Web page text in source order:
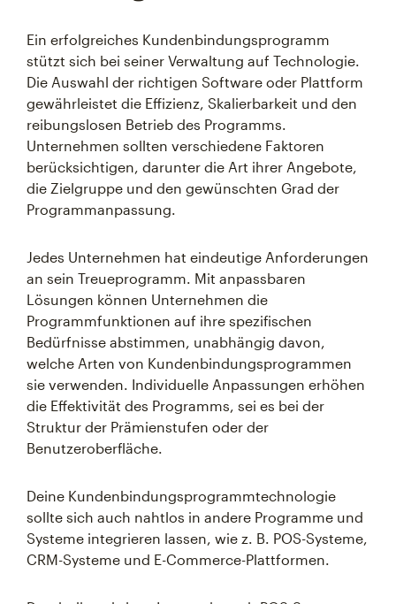
Ein erfolgreiches Kundenbindungsprogramm
stützt sich bei seiner Verwaltung auf Technologie.
Die Auswahl der richtigen Software oder Plattform
gewährleistet die Effizienz, Skalierbarkeit und den
reibungslosen Betrieb des Programms.
Unternehmen sollten verschiedene Faktoren
berücksichtigen, darunter die Art ihrer Angebote,
die Zielgruppe und den gewünschten Grad der
Programmanpassung.
Jedes Unternehmen hat eindeutige Anforderungen
an sein Treueprogramm. Mit anpassbaren
Lösungen können Unternehmen die
Programmfunktionen auf ihre spezifischen
Bedürfnisse abstimmen, unabhängig davon,
welche Arten von Kundenbindungsprogrammen
sie verwenden. Individuelle Anpassungen erhöhen
die Effektivität des Programms, sei es bei der
Struktur der Prämienstufen oder der
Benutzeroberfläche.
Deine Kundenbindungsprogrammtechnologie
sollte sich auch nahtlos in andere Programme und
Systeme integrieren lassen, wie z. B. POS-Systeme,
CRM-Systeme und E-Commerce-Plattformen.